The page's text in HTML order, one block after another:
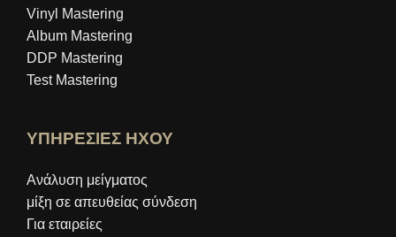
Vinyl Mastering
Album Mastering
DDP Mastering
Test Mastering
ΥΠΗΡΕΣΙΕΣ ΗΧΟΥ
Ανάλυση μείγματος
μίξη σε απευθείας σύνδεση
Για εταιρείες